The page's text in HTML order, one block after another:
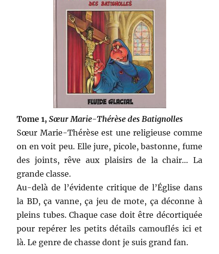
Tome 1,Sœur Marie-Thérèse des Batignolles
Sœur Marie-Thérèse est une religieuse comme
on en voit peu. Elle jure, picole, bastonne, fume
des joints, rêve aux plaisirs de la chair… La
grande classe.
Au-delà de l’évidente critique de l’Église dans
la BD, ça vanne, ça jeu de mote, ça déconne à
pleins tubes. Chaque case doit être décortiquée
pour repérer les petits détails camouflés ici et
là. Le genre de chasse dont je suis grand fan.